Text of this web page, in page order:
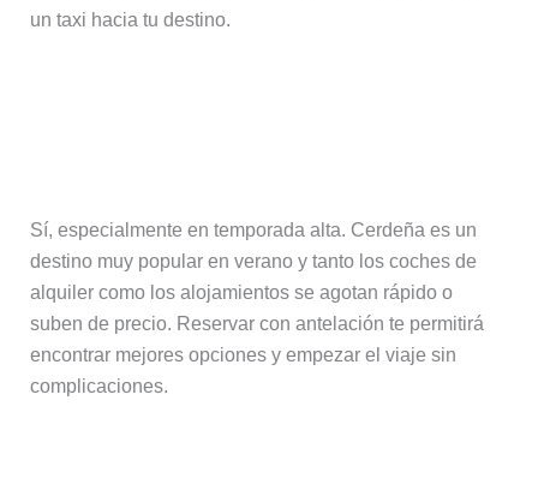
un taxi hacia tu destino.
Sí, especialmente en temporada alta. Cerdeña es un
destino muy popular en verano y tanto los coches de
alquiler como los alojamientos se agotan rápido o
suben de precio. Reservar con antelación te permitirá
encontrar mejores opciones y empezar el viaje sin
complicaciones.